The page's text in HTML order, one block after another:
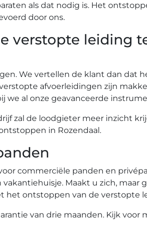
als dat nodig is. Het
door ons.
verstopte leiding
We vertellen de klant dan dat
afvoerleidingen zijn
we al onze geavanceerde
zal de loodgieter meer inzicht
in Rozendaal.
commerciële panden en
Maakt u zich, maar
het ontstoppen van de verstopte
van drie maanden. Kijk voor